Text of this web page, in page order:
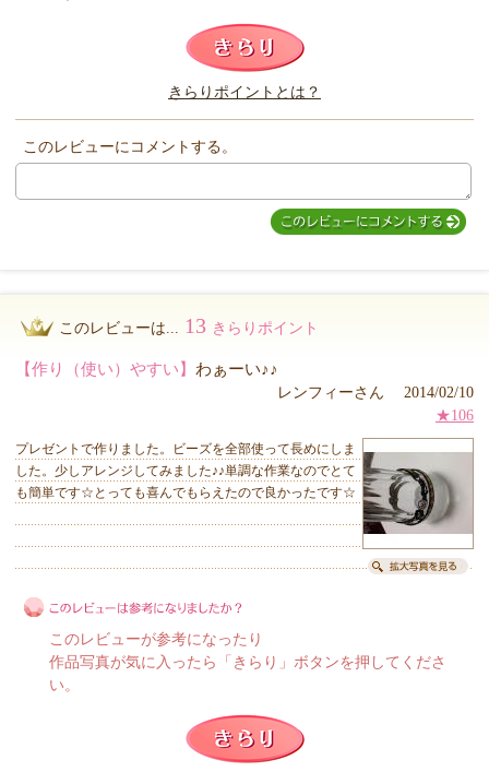
このレビューは参考になりましたか？
きらりポイントとは？
このレビューにコメントする。
このレビューは... 13 きらりポイント
【作り（使い）やすい】 わぁーい♪♪
レンフィーさん 2014/02/10
★106
プレゼントで作りました。ビーズを全部使って長めにしま
した。少しアレンジしてみました♪♪単調な作業なのでとて
も簡単です☆とっても喜んでもらえたので良かったです☆
このレビューは参考になりましたか？
このレビューが参考になったり
作品写真が気に入ったら「きらり」ボタンを押してくださ
い。